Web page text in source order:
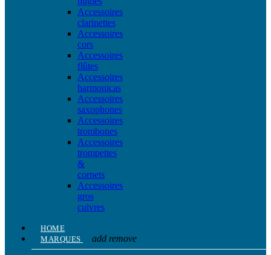
Accessoires
clarinettes
Accessoires
cors
Accessoires
flûtes
Accessoires
harmonicas
Accessoires
saxophones
Accessoires
trombones
Accessoires
trompettes
&
cornets
Accessoires
gros
cuivres
HOME
MARQUES
add remove